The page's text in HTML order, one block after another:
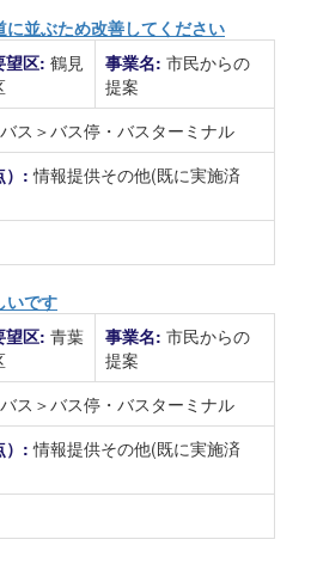
並ぶため改善してください
望区: 鶴見
事業名: 市民からの
提案
ス＞バス停・バスターミナル
）:情報提供その他(既に実施済
いです
望区: 青葉
事業名: 市民からの
提案
ス＞バス停・バスターミナル
）:情報提供その他(既に実施済